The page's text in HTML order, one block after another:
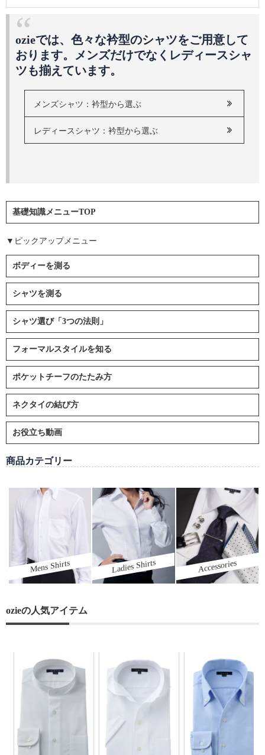
ozieでは、色々な衿型のシャツをご用意して
おります。メンズだけでなくレディースシャ
ツも揃えています。
メンズシャツ：衿型から選ぶ
レディースシャツ：衿型から選ぶ
基礎知識メニューTOP
▼ピックアップメニュー
ボディーを測る
シャツを測る
シャツ選び「3つの法則」
フォーマルスタイルを知る
ポケットチーフのたたみ方
ネクタイの結び方
お役立ち動画
商品カテゴリー
Mens Shirts Ladies Shirts Accessories
ozieの人気アイテム